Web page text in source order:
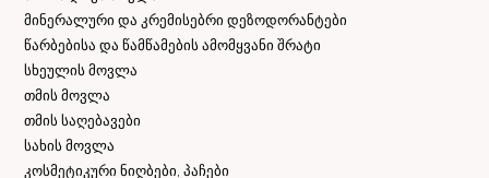
მინერალური და კრემისებრი დეზოდორანტები
წარბებისა და წამწამების ამომყვანი შრატი
სხეულის მოვლა
თმის მოვლა
თმის საღებავები
სახის მოვლა
კოსმეტიკური ნიღბები, პაჩები